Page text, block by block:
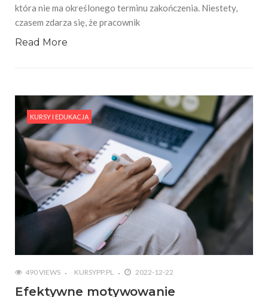
która nie ma określonego terminu zakończenia. Niestety,
czasem zdarza się, że pracownik
Read More
KURSY I EDUKACJA
490 VIEWS KURSYPP.PL 2022-12-22
Efektywne motywowanie